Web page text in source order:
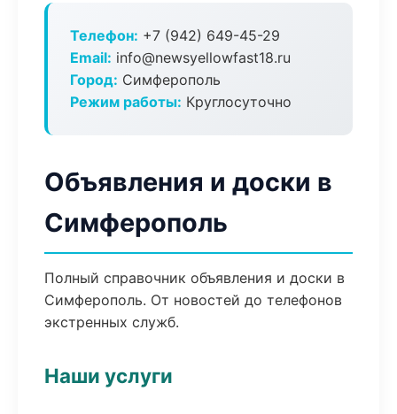
Телефон: +7 (942) 649-45-29
Email: info@newsyellowfast18.ru
Город: Симферополь
Режим работы: Круглосуточно
Объявления и доски в
Симферополь
Полный справочник объявления и доски в
Симферополь. От новостей до телефонов
экстренных служб.
Наши услуги